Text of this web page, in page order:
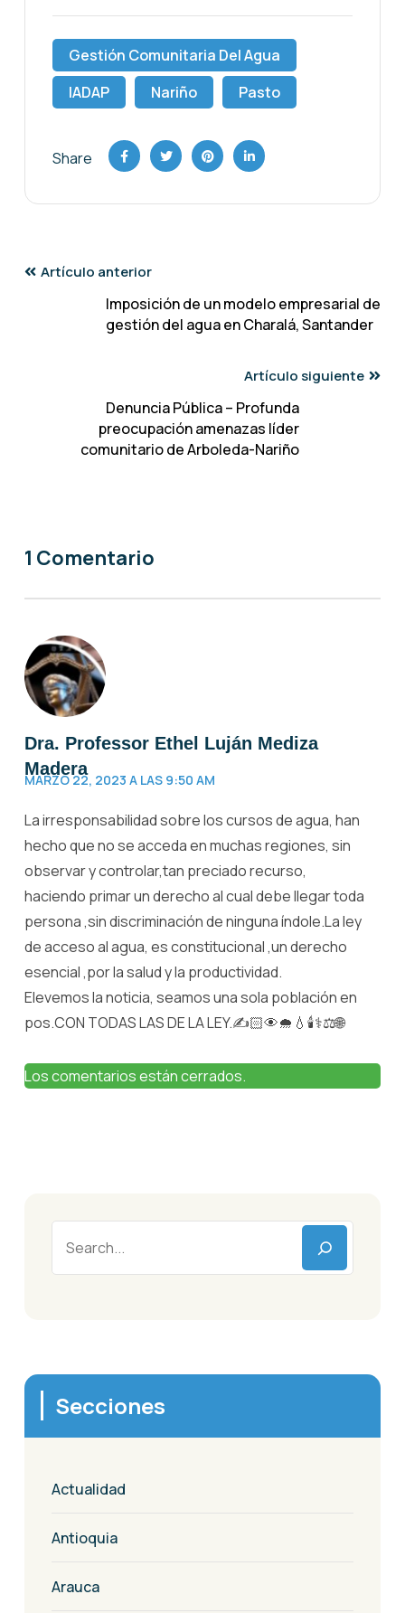
Gestión Comunitaria Del Agua
IADAP
Nariño Pasto
Share
Artículo anterior
Imposición de un modelo empresarial de
gestión del agua en Charalá, Santander
Artículo siguiente
Denuncia Pública – Profunda
preocupación amenazas líder
comunitario de Arboleda-Nariño
1 Comentario
Dra. Professor Ethel Luján Mediza
Madera
MARZO 22, 2023 A LAS 9:50 AM
La irresponsabilidad sobre los cursos de agua, han
hecho que no se acceda en muchas regiones, sin
observar y controlar,tan preciado recurso,
haciendo primar un derecho al cual debe llegar toda
persona ,sin discriminación de ninguna índole.La ley
de acceso al agua, es constitucional ,un derecho
esencial ,por la salud y la productividad.
Elevemos la noticia, seamos una sola población en
pos.CON TODAS LAS DE LA LEY.✍️🏻👁🌧💧🕯⚕️⚖️🌐
Los comentarios están cerrados.
Secciones
Actualidad
Antioquia
Arauca